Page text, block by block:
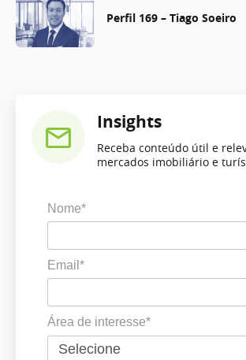
Perfil 169 – Tiago Soeiro
Insights
Receba conteúdo útil e
mercados imobiliário e
Nome*
Email*
Área de interesse*